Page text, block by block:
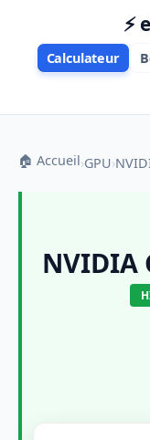
⚡
Calculateur
🏠 Accueil›GPU›
NVIDIA